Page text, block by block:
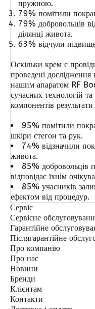
пружною.
79% помітили
79% добровольців
ділянці живота.
63% відчули
Оскільки крем є
проведені дослідження
нашим апаратом RF
сучасних технологій
компонентів
95% помітили
шкіри стегон та рук.
74% відзначили
живота.
85% добровольців
відповідає їхнім
85% учасників
ефектом від процедур.
Сервіс
Сервісне
Гарантійне
Післягарантійне
Про компанію
Про нас
Новини
Бренди
Клієнтам
Контакти